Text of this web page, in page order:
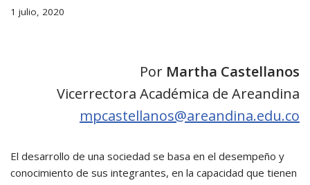
1 julio, 2020
Por Martha Castellanos
Vicerrectora Académica de Areandina
mpcastellanos@areandina.edu.co
El desarrollo de una sociedad se basa en el desempeño y
conocimiento de sus integrantes, en la capacidad que tienen